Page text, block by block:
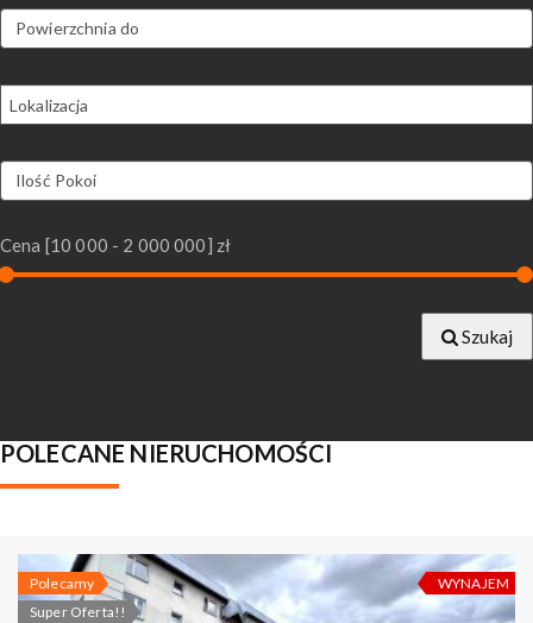
Cena [10 000 - 2 000 000] zł
Szukaj
POLECANE NIERUCHOMOŚCI
Polecamy
Super Oferta!!
WYNAJEM